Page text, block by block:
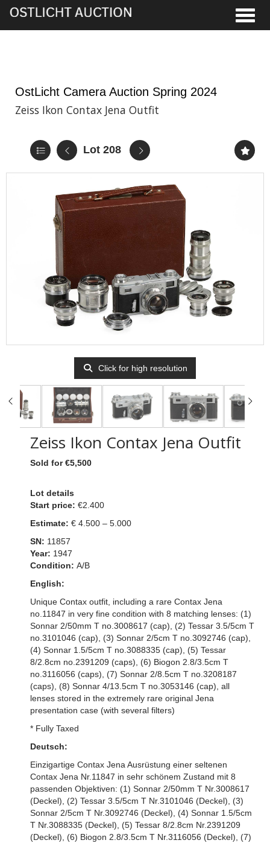
OstLicht Camera Auction Spring 2024
Zeiss Ikon Contax Jena Outfit
Lot 208
Click for high resolution
Zeiss Ikon Contax Jena Outfit
Sold for €5,500
Lot details
Start price: €2.400
Estimate: € 4.500 – 5.000
SN: 11857
Year: 1947
Condition: A/B
English:
Unique Contax outfit, including a rare Contax Jena
no.11847 in very fine condition with 8 matching lenses: (1)
Sonnar 2/50mm T no.3008617 (cap), (2) Tessar 3.5/5cm T
no.3101046 (cap), (3) Sonnar 2/5cm T no.3092746 (cap),
(4) Sonnar 1.5/5cm T no.3088335 (cap), (5) Tessar
8/2.8cm no.2391209 (caps), (6) Biogon 2.8/3.5cm T
no.3116056 (caps), (7) Sonnar 2/8.5cm T no.3208187
(caps), (8) Sonnar 4/13.5cm T no.3053146 (cap), all
lenses stored in the extremely rare original Jena
presentation case (with several filters)
* Fully Taxed
Deutsch:
Einzigartige Contax Jena Ausrüstung einer seltenen
Contax Jena Nr.11847 in sehr schönem Zustand mit 8
passenden Objektiven: (1) Sonnar 2/50mm T Nr.3008617
(Deckel), (2) Tessar 3.5/5cm T Nr.3101046 (Deckel), (3)
Sonnar 2/5cm T Nr.3092746 (Deckel), (4) Sonnar 1.5/5cm
T Nr.3088335 (Deckel), (5) Tessar 8/2.8cm Nr.2391209
(Deckel), (6) Biogon 2.8/3.5cm T Nr.3116056 (Deckel), (7)